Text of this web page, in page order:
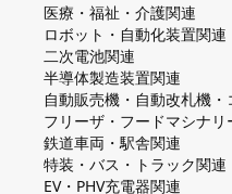
医療・福祉・介護関連
ロボット・自動化装置関連
二次電池関連
半導体製造装置関連
自動販売機・自動改札機
フリーザ・フードマシナリ
鉄道車両・駅舎関連
特装・バス・トラック関連
EV・PHV充電器関連